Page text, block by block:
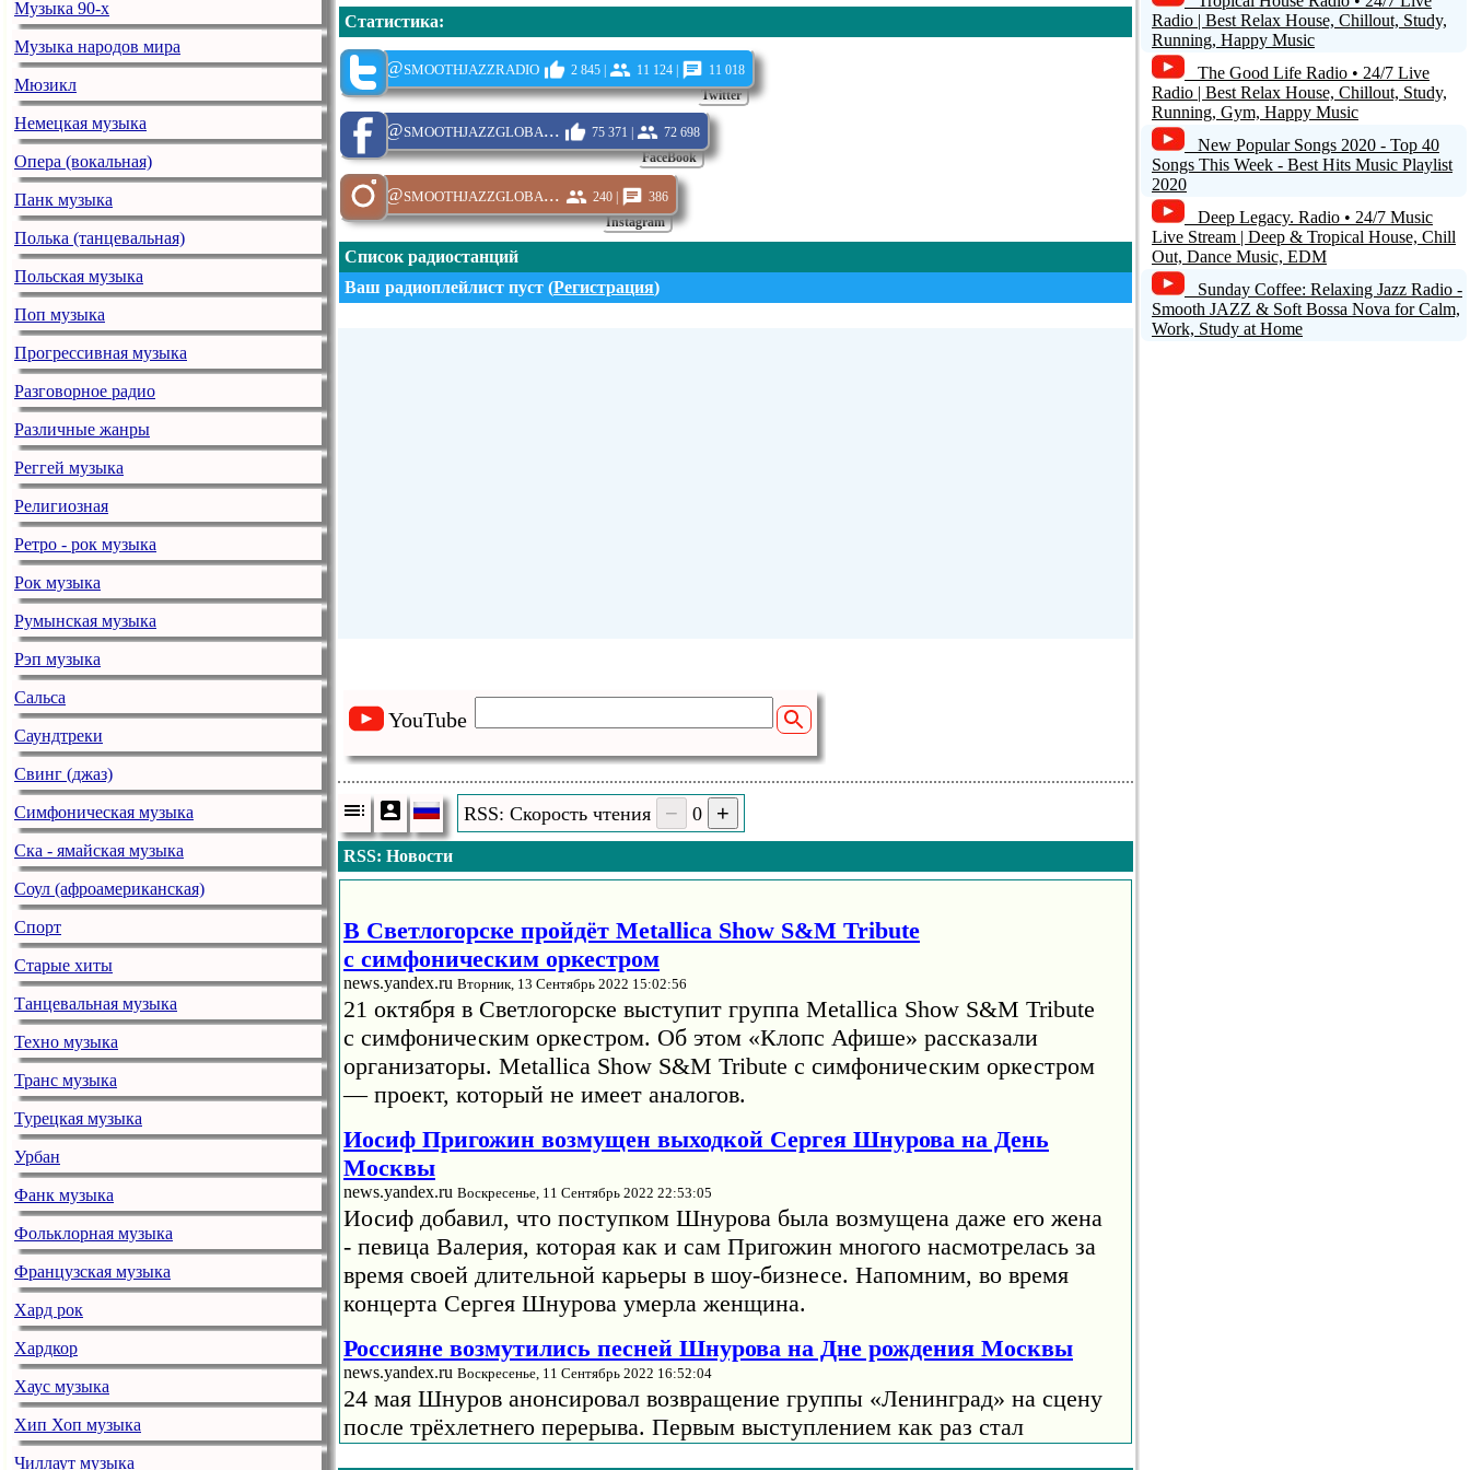
Музыка 90-х
Музыка народов мира
Мюзикл
Немецкая музыка
Опера (вокальная)
Панк музыка
Полька (танцевальная)
Польская музыка
Поп музыка
Прогрессивная музыка
Разговорное радио
Различные жанры
Реггей музыка
Религиозная
Ретро - рок музыка
Рок музыка
Румынская музыка
Рэп музыка
Сальса
Саундтреки
Свинг (джаз)
Симфоническая музыка
Ска - ямайская музыка
Соул (афроамериканская)
Спорт
Старые хиты
Танцевальная музыка
Техно музыка
Транс музыка
Турецкая музыка
Урбан
Фанк музыка
Фольклорная музыка
Французская музыка
Хард рок
Хардкор
Хаус музыка
Хип Хоп музыка
Чиллаут музыка
Оставить комментарий
Статистика:
Twitter
@smoothjazzradio 2 845 | 11 124 | 11 018
FaceBook
@smoothjazzgloba... 75 371 | 72 698
Instagram
@smoothjazzgloba... 240 | 386
Список радиостанций
Ваш радиоплейлист пуст (Регистрация)
YouTube
RSS: Скорость чтения 0
RSS: Новости
В Светлогорске пройдёт Metallica Show S&M Tribute
с симфоническим оркестром
news.yandex.ru Вторник, 13 Сентябрь 2022 15:02:56
21 октября в Светлогорске выступит группа Metallica Show S&M Tribute
с симфоническим оркестром. Об этом «Клопс Афише» рассказали
организаторы. Metallica Show S&M Tribute с симфоническим оркестром
— проект, который не имеет аналогов.
Иосиф Пригожин возмущен выходкой Сергея Шнурова на День
Москвы
news.yandex.ru Воскресенье, 11 Сентябрь 2022 22:53:05
Иосиф добавил, что поступком Шнурова была возмущена даже его жена
- певица Валерия, которая как и сам Пригожин многого насмотрелась за
время своей длительной карьеры в шоу-бизнесе. Напомним, во время
концерта Сергея Шнурова умерла женщина.
Россияне возмутились песней Шнурова на Дне рождения Москвы
news.yandex.ru Воскресенье, 11 Сентябрь 2022 16:52:04
24 мая Шнуров анонсировал возвращение группы «Ленинград» на сцену
после трёхлетнего перерыва. Первым выступлением как раз стал
Radio | Best Relax House, Chillout, Study,
Running, Happy Music
The Good Life Radio • 24/7 Live
Radio | Best Relax House, Chillout, Study,
Running, Gym, Happy Music
New Popular Songs 2020 - Top 40
Songs This Week - Best Hits Music Playlist
2020
Deep Legacy. Radio • 24/7 Music
Live Stream | Deep & Tropical House, Chill
Out, Dance Music, EDM
Sunday Coffee: Relaxing Jazz Radio -
Smooth JAZZ & Soft Bossa Nova for Calm,
Work, Study at Home